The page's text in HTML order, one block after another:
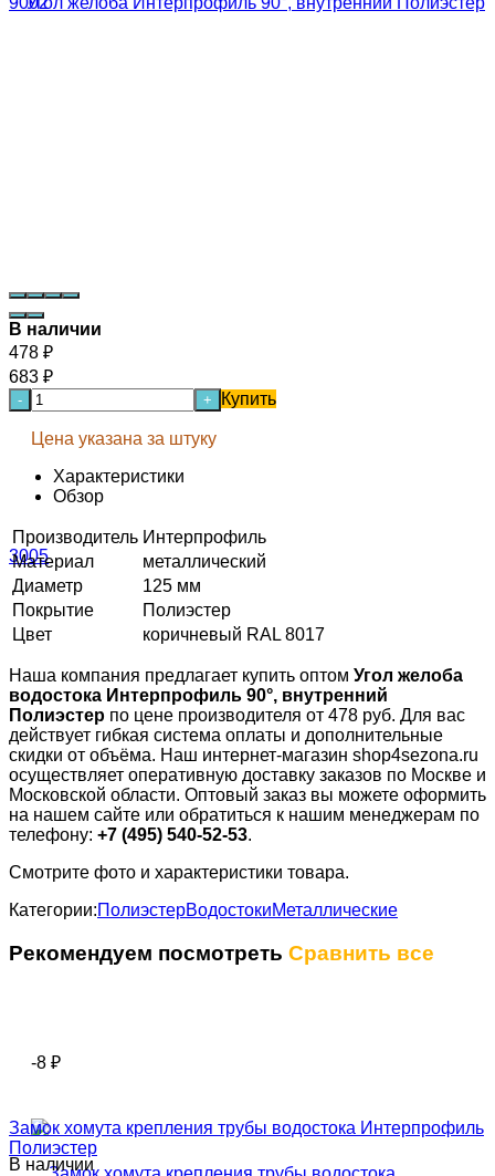
В наличии
478 ₽
683 ₽
- + Купить
Цена указана за штуку
Характеристики
Обзор
Производитель Интерпрофиль
Материал
металлический
Диаметр
125 мм
Покрытие
Полиэстер
Цвет
коричневый RAL 8017
Наша компания предлагает купить оптом Угол желоба
водостока Интерпрофиль 90°, внутренний
Полиэстер по цене производителя от 478 руб. Для вас
действует гибкая система оплаты и дополнительные
скидки от объёма. Наш интернет-магазин shop4sezona.ru
осуществляет оперативную доставку заказов по Москве и
Московской области. Оптовый заказ вы можете оформить
на нашем сайте или обратиться к нашим менеджерам по
телефону: +7 (495) 540-52-53.
Смотрите фото и характеристики товара.
Категории:ПолиэстерВодостокиМеталлические
Рекомендуем посмотреть Сравнить все
-8 ₽
Замок хомута крепления трубы водостока Интерпрофиль
Полиэстер
В наличии